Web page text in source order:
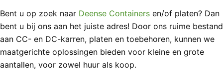
Bent u op zoek naar Deense Containers en/of platen? Dan
bent u bij ons aan het juiste adres! Door ons ruime bestand
aan CC- en DC-karren, platen en toebehoren, kunnen we
maatgerichte oplossingen bieden voor kleine en grote
aantallen, voor zowel huur als koop.